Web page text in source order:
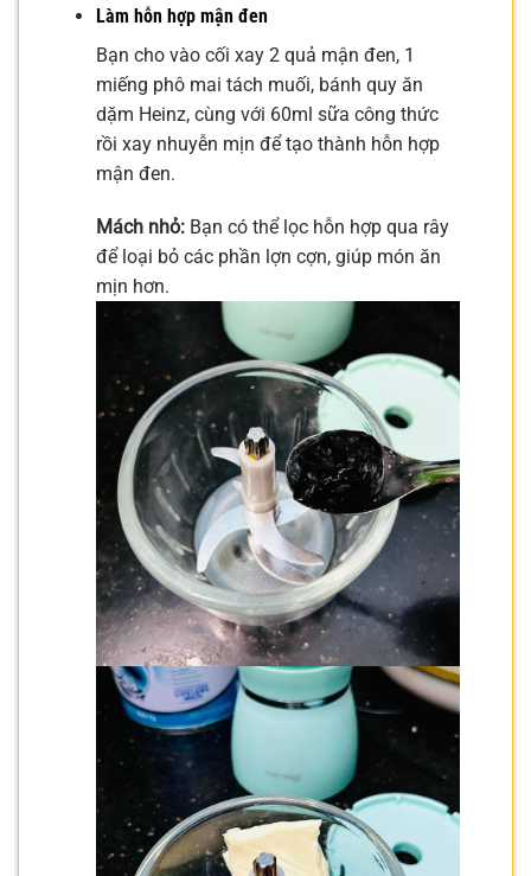
Làm hỗn hợp mận đen
Bạn cho vào cối xay 2 quả mận đen, 1
miếng phô mai tách muối, bánh quy ăn
dặm Heinz, cùng với 60ml sữa công thức
rồi xay nhuyễn mịn để tạo thành hỗn hợp
mận đen.
Mách nhỏ: Bạn có thể lọc hỗn hợp qua rây
để loại bỏ các phần lợn cợn, giúp món ăn
mịn hơn.